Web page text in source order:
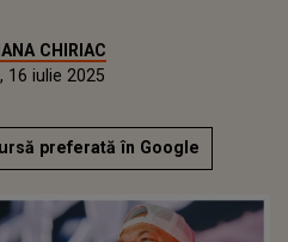
CHIRIAC
16 iulie 2025
preferată în Google